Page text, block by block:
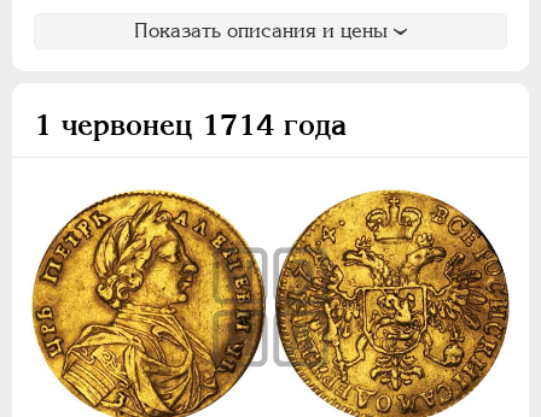
Показать описания и цены
1 червонец 1714 года